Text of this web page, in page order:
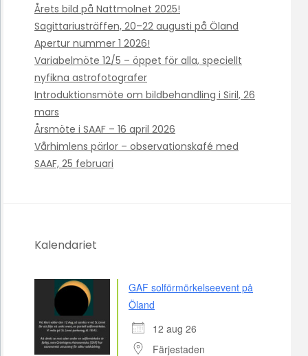
Årets bild på Nattmolnet 2025!
Sagittariusträffen, 20–22 augusti på Öland
Apertur nummer 1 2026!
Variabelmöte 12/5 – öppet för alla, speciellt
nyfikna astrofotografer
Introduktionsmöte om bildbehandling i Siril, 26
mars
Årsmöte i SAAF – 16 april 2026
Vårhimlens pärlor – observationskafé med
SAAF, 25 februari
Kalendariet
GAF solförmörkelseevent på
Öland
12 aug 26
Färjestaden